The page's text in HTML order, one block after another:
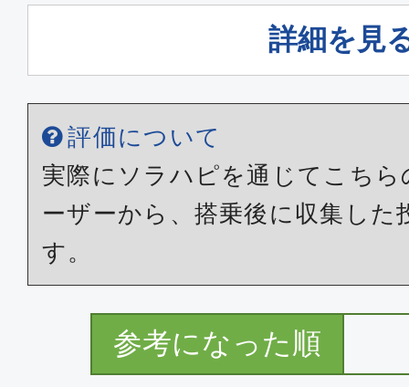
ANA617
JAL687 08:05
JAL691 11:40
詳細を見
評価について
実際にソラハピを通じてこち
ーザーから、搭乗後に収集した
す。
参考になった順